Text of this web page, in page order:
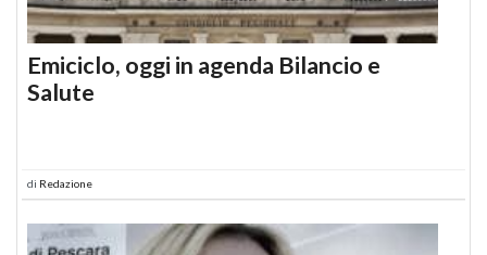
Emiciclo, oggi in agenda Bilancio e
Salute
di Redazione